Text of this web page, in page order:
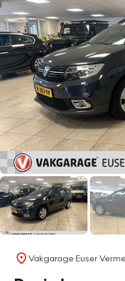
Vakgarage Euser